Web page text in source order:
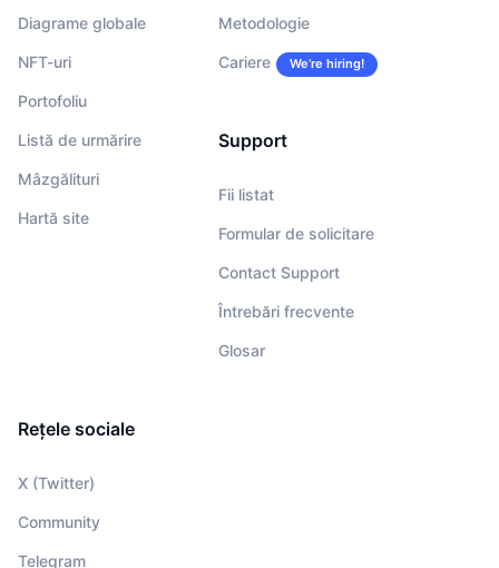
Diagrame globale
NFT-uri
Portofoliu
Listă de urmărire
Mâzgălituri
Hartă site
Metodologie
Cariere We’re hiring!
Support
Fii listat
Formular de solicitare
Contact Support
Întrebări frecvente
Glosar
Rețele sociale
X (Twitter)
Community
Telegram